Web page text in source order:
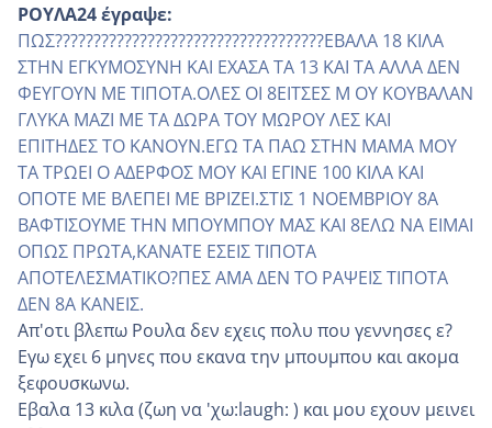
ΡΟΥΛΑ24 έγραψε:
ΠΩΣ???????????????????????????????????ΕΒΑΛΑ 18 ΚΙΛΑ
ΣΤΗΝ ΕΓΚΥΜΟΣΥΝΗ ΚΑΙ ΕΧΑΣΑ ΤΑ 13 ΚΑΙ ΤΑ ΑΛΛΑ ΔΕΝ
ΦΕΥΓΟΥΝ ΜΕ ΤΙΠΟΤΑ.ΟΛΕΣ ΟΙ 8ΕΙΤΣΕΣ Μ ΟΥ ΚΟΥΒΑΛΑΝ
ΓΛΥΚΑ ΜΑΖΙ ΜΕ ΤΑ ΔΩΡΑ ΤΟΥ ΜΩΡΟΥ ΛΕΣ ΚΑΙ
ΕΠΙΤΗΔΕΣ ΤΟ ΚΑΝΟΥΝ.ΕΓΩ ΤΑ ΠΑΩ ΣΤΗΝ ΜΑΜΑ ΜΟΥ
ΤΑ ΤΡΩΕΙ Ο ΑΔΕΡΦΟΣ ΜΟΥ ΚΑΙ ΕΓΙΝΕ 100 ΚΙΛΑ ΚΑΙ
ΟΠΟΤΕ ΜΕ ΒΛΕΠΕΙ ΜΕ ΒΡΙΖΕΙ.ΣΤΙΣ 1 ΝΟΕΜΒΡΙΟΥ 8Α
ΒΑΦΤΙΣΟΥΜΕ ΤΗΝ ΜΠΟΥΜΠΟΥ ΜΑΣ ΚΑΙ 8ΕΛΩ ΝΑ ΕΙΜΑΙ
ΟΠΩΣ ΠΡΩΤΑ,ΚΑΝΑΤΕ ΕΣΕΙΣ ΤΙΠΟΤΑ
ΑΠΟΤΕΛΕΣΜΑΤΙΚΟ?ΠΕΣ ΑΜΑ ΔΕΝ ΤΟ ΡΑΨΕΙΣ ΤΙΠΟΤΑ
ΔΕΝ 8Α ΚΑΝΕΙΣ.
Απ'οτι βλεπω Ρουλα δεν εχεις πολυ που γεννησες ε?
Εγω εχει 6 μηνες που εκανα την μπουμπου και ακομα
ξεφουσκωνω.
Εβαλα 13 κιλα (ζωη να 'χω:laugh: ) και μου εχουν μεινει